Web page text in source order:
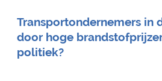
Transportondernemers in
door hoge
politiek?